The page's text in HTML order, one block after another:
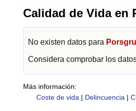
Calidad de Vida en
No existen datos para
Considera comprobar los
Más información:
Coste de vida | Delincuencia |